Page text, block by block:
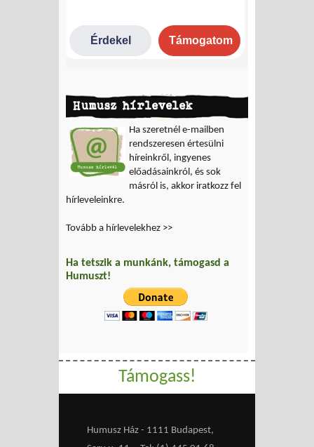
Humusz hírlevelek
Ha szeretnél e-mailben
rendszeresen értesülni
híreinkről, ingyenes
előadásainkról, és sok
másról is, akkor iratkozz fel
hírleveleinkre.
Tovább a hírlevelekhez >>
Ha tetszik a munkánk, támogasd a
Humuszt!
Támogass!
Humusz Ház - 1111 Budapest,